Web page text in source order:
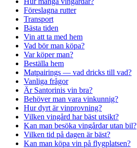
Föreslagna rutter
Transport
Bästa tiden
Vin att ta med hem
Vad bör man köpa?
Var köper man?
Beställa hem
Matpairings — vad dricks till vad?
Vanliga frågor
Är Santorinis vin bra?
Behöver man vara vinkunnig?
Hur dyrt är vinprovning?
Vilken vingård har bäst utsikt?
Kan man besöka vingårdar utan bil?
Vilken tid på dagen är bäst?
Kan man köpa vin på flygplatsen?